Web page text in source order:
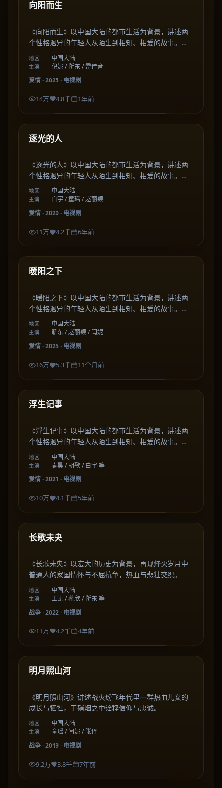
最新
向阳而生
《向阳而生》以中国大陆的都市生活为背景，讲述两
个性格迥异的年轻人从陌生到相知、相爱的故事。剧
集在细腻的情感刻画中，描绘出关于成长、选择与陪
伴的温暖篇章。
地区 中国大陆
主演
倪妮 / 靳东 / 雷佳音
爱情·2025· 电视剧
14万 4.8千 1年前
最新
逐光的人
《逐光的人》以中国大陆的都市生活为背景，讲述两
个性格迥异的年轻人从陌生到相知、相爱的故事。剧
集在细腻的情感刻画中，描绘出关于成长、选择与陪
伴的温暖篇章。
地区 中国大陆
主演
白宇 / 童瑶 / 赵丽颖
爱情·2020· 电视剧
11万 4.2千 6年前
最新
暖阳之下
《暖阳之下》以中国大陆的都市生活为背景，讲述两
个性格迥异的年轻人从陌生到相知、相爱的故事。剧
集在细腻的情感刻画中，描绘出关于成长、选择与陪
伴的温暖篇章。
地区 中国大陆
主演
靳东 / 赵丽颖 / 闫妮
爱情·2025· 电视剧
16万 5.3千 11个月前
最新
浮生记事
《浮生记事》以中国大陆的都市生活为背景，讲述两
个性格迥异的年轻人从陌生到相知、相爱的故事。剧
集在细腻的情感刻画中，描绘出关于成长、选择与陪
伴的温暖篇章。
地区 中国大陆
主演
秦昊 / 胡歌 / 白宇 等
爱情·2021 · 电视剧
10万 4.1千 5年前
最新
长歌未央
《长歌未央》以宏大的历史为背景，再现烽火岁月中
普通人的家国情怀与不屈抗争，热血与悲壮交织。
地区 中国大陆
主演
王凯 / 蒋欣 / 靳东 等
战争·2022· 电视剧
11万 4.2千 4年前
最新
明月照山河
《明月照山河》讲述战火纷飞年代里一群热血儿女的
成长与牺牲，于硝烟之中诠释信仰与忠诚。
地区 中国大陆
主演
童瑶 / 闫妮 / 张译
战争·2019· 电视剧
9.2万 3.8千 7年前